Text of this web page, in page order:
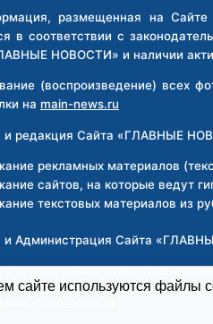
ГРУППОВОЕ
ИЗНАСИЛОВАНИЕ
И
размещенная на
в соответствии с
НОВОСТИ» и наличии
(воспроизведение) всех
на main-news.ru
и редакция Сайта «ГЛАВНЫЕ
рекламных материалов
сайтов, на которые ведут
текстовых материалов из
и Администрация Сайта
ограниченной
сайте используются файлы